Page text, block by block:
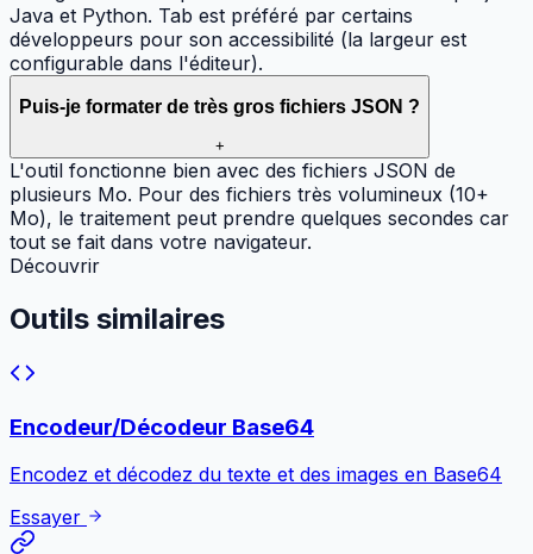
Java et Python. Tab est préféré par certains
développeurs pour son accessibilité (la largeur est
configurable dans l'éditeur).
Puis-je formater de très gros fichiers JSON ?
+
L'outil fonctionne bien avec des fichiers JSON de
plusieurs Mo. Pour des fichiers très volumineux (10+
Mo), le traitement peut prendre quelques secondes car
tout se fait dans votre navigateur.
Découvrir
Outils similaires
Encodeur/Décodeur Base64
Encodez et décodez du texte et des images en Base64
Essayer